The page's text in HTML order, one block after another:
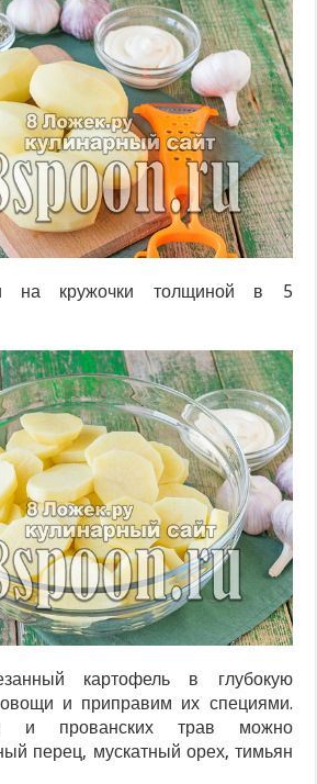
на кружочки толщиной в 5
картофель в глубокую
и приправим их специями.
и прованских трав можно
перец, мускатный орех, тимьян